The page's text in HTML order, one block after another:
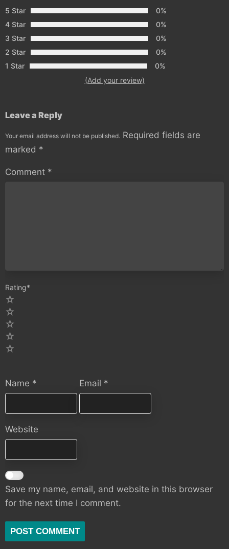
5 Star
0%
4 Star
0%
3 Star
0%
2 Star
0%
1 Star
0%
(Add your review)
Leave a Reply
Your email address will not be published. Required fields are
marked *
Comment *
Rating*
Name * Email *
Website
Save my name, email, and website in this browser
for the next time I comment.